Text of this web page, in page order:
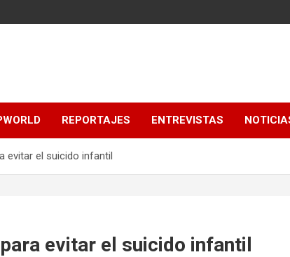
REPORTAJES ENTREVISTAS
evitar el suicido infantil
evitar el suicido infantil